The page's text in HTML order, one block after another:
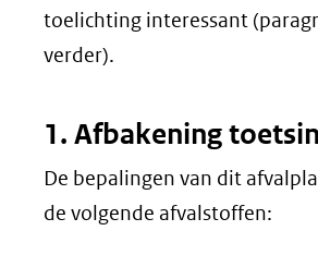
toelichting interessant
verder).
1. Afbakening
De bepalingen van dit
de volgende afvalstoffen: